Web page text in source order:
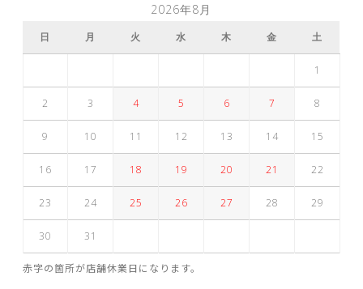
2026年8月
日 月 火 水 木 金 土
1
2 3 4 5 6 7 8
9 10 11 12 13 14 15
16 17 18 19 20 21 22
23 24 25 26 27 28 29
30 31
赤字の箇所が店舗休業日になります。